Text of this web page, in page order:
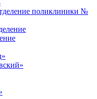
поликлиники №